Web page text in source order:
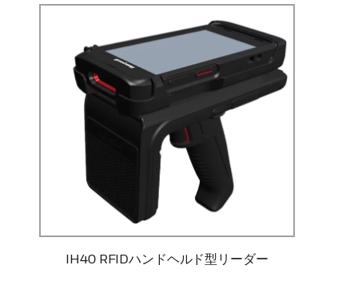
IH40 RFIDハンドヘルド型リーダー